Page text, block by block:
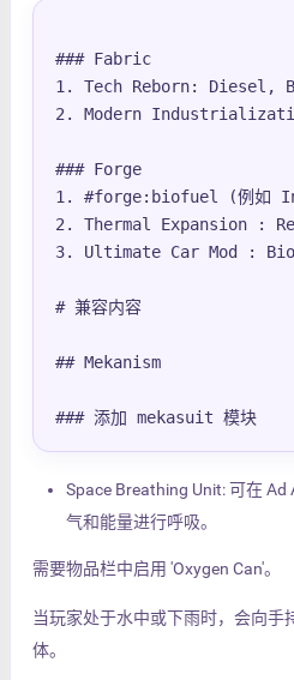
### Fabric
1. Tech Reborn: Diesel,
2. Modern
### Forge
1. #forge:biofuel (例如
2. Thermal Expansion :
3. Ultimate Car Mod :
# 兼容内容
## Mekanism
### 添加 mekasuit 模块
Space Breathing Unit: 可在
气和能量进行呼吸。
需要物品栏中启用 'Oxygen Can'。
当玩家处于水中或下雨时，会向手
体。